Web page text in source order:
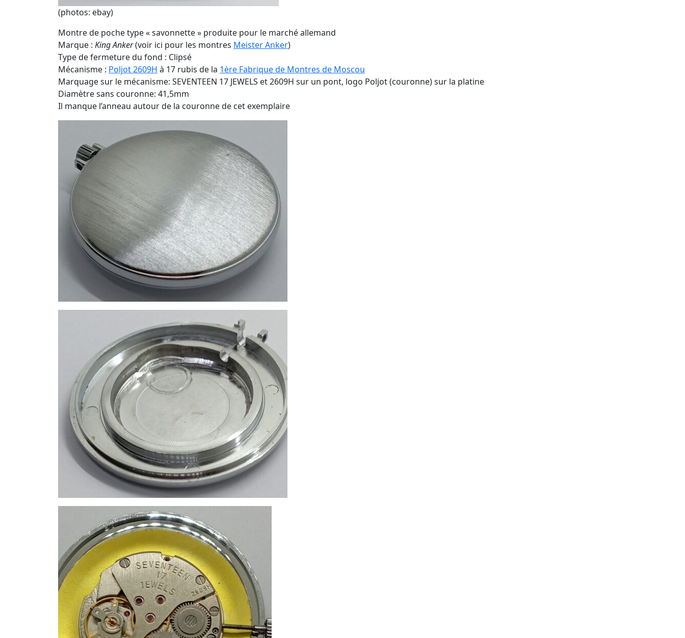
(photos: ebay)
Montre de poche type « savonnette » produite pour le marché allemand
Marque : King Anker(voir ici pour les montres Meister Anker)
Type de fermeture du fond : Clipsé
Mécanisme : Poljot 2609H à 17 rubis de la 1ère Fabrique de Montres de Moscou
Marquage sur le mécanisme: SEVENTEEN 17 JEWELS et 2609H sur un pont, logo Poljot (couronne) sur la platine
Diamètre sans couronne: 41,5mm
Il manque l’anneau autour de la couronne de cet exemplaire